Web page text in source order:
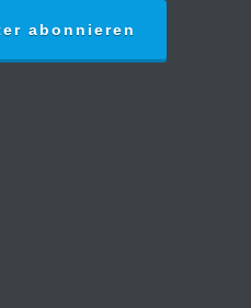
abonnieren